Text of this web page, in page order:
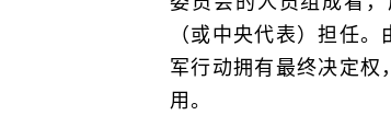
（或中央代表）担任
军行动拥有最终决定
用。